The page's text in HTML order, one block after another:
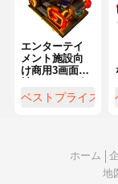
エンターテイ
メント施設向
け商用3画面6
シミュレータ
ー 高収益アー
ベストプライス
ホーム
地